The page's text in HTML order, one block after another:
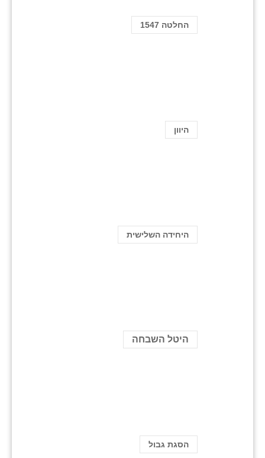
החלטה 1547
היוון
היחידה השלישית
היטל השבחה
הסגת גבול